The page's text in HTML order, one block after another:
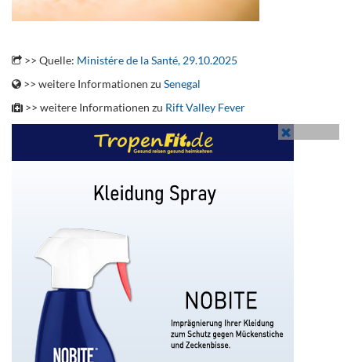
>> Quelle: Ministére de la Santé, 29.10.2025
>> weitere Informationen zu Senegal
>> weitere Informationen zu Rift Valley Fever